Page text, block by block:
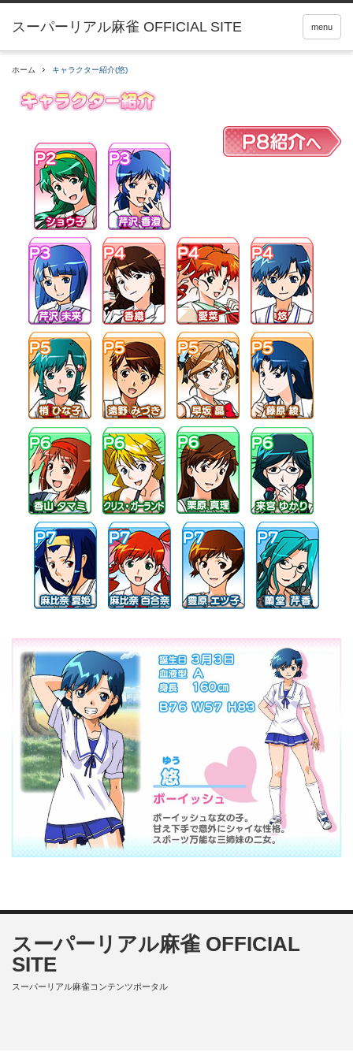
menu
ホーム キャラクター紹介(悠)
スーパーリアル麻雀 OFFICIAL
SITE
スーパーリアル麻雀コンテンツポータル